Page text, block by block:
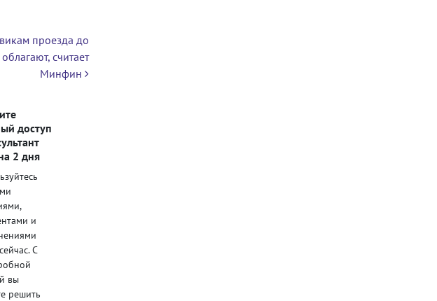
проезда до
считает
Минфин
доступ
2 дня
и
С
вы
решить